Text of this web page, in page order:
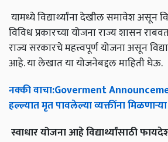
यामध्ये विद्यार्थ्यांना देखील समावेश असून
विविध प्रकारच्या योजना राज्य शासन
राज्य सरकारचे महत्त्वपूर्ण योजना असून
आहे. या लेखात या योजनेबद्दल माहिती घेऊ.
नक्कीवाचा:Goverment
हल्ल्यातमृतपावलेल्याव्यक्तींनामिळणाऱ्या
स्वाधारयोजनाआहेविद्यार्थ्यांसाठी